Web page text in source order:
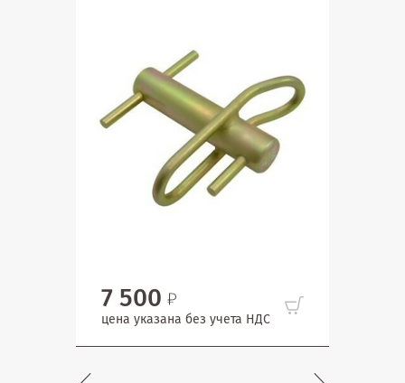
7 500
цена указана без учета НДС